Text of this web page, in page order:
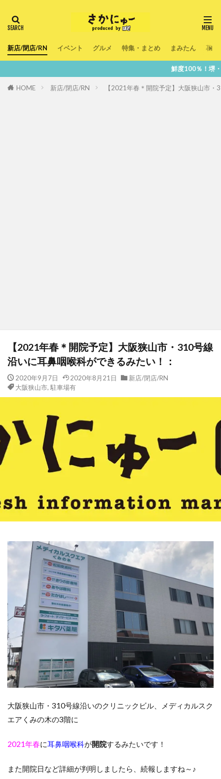
新店/閉店/RN イベント グルメ 特集・まとめ まみたん 暮ら
鮮度100％！堺・南大阪の『今
HOME 新店/閉店/RN 【2021年春＊開院予定】大阪狭山市
【2021年春＊開院予定】大阪狭山市・310号線
沿いに耳鼻咽喉科ができるみたい！：
2020年9月7日 2020年8月21日
新店/閉店/RN
大阪狭山市, 駐車場有
大阪狭山市・310号線沿いのクリニックビル、メディカルスク
エアくみの木の3階に
2021年春に耳鼻咽喉科が開院するみたいです！
また開院日など詳細が判明しましたら、続報しますね～♪